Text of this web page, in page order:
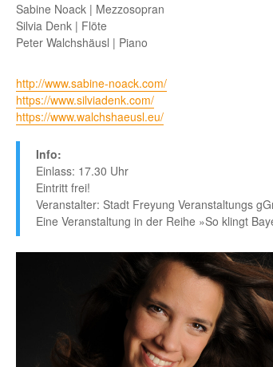
Sabine Noack | Mezzosopran
Silvia Denk | Flöte
Peter Walchshäusl | Piano
http://www.sabine-noack.com/
https://www.silviadenk.com/
https://www.walchshaeusl.eu/
Info:
Einlass: 17.30 Uhr
Eintritt frei!
Veranstalter: Stadt Freyung Veranstaltungs
Eine Veranstaltung in der Reihe »So klingt